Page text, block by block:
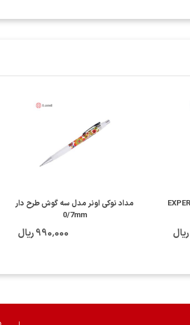
مداد نوکی اونر مدل سه گوش طرح دار
0/7mm
990٬000 ریال